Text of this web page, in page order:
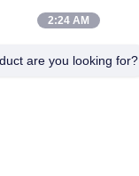
2:24 AM
are you looking for?